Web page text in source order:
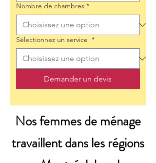
Nombre de chambres *
Sélectionnez un service *
Demander un devis
Nos femmes de ménage
travaillent dans les régions